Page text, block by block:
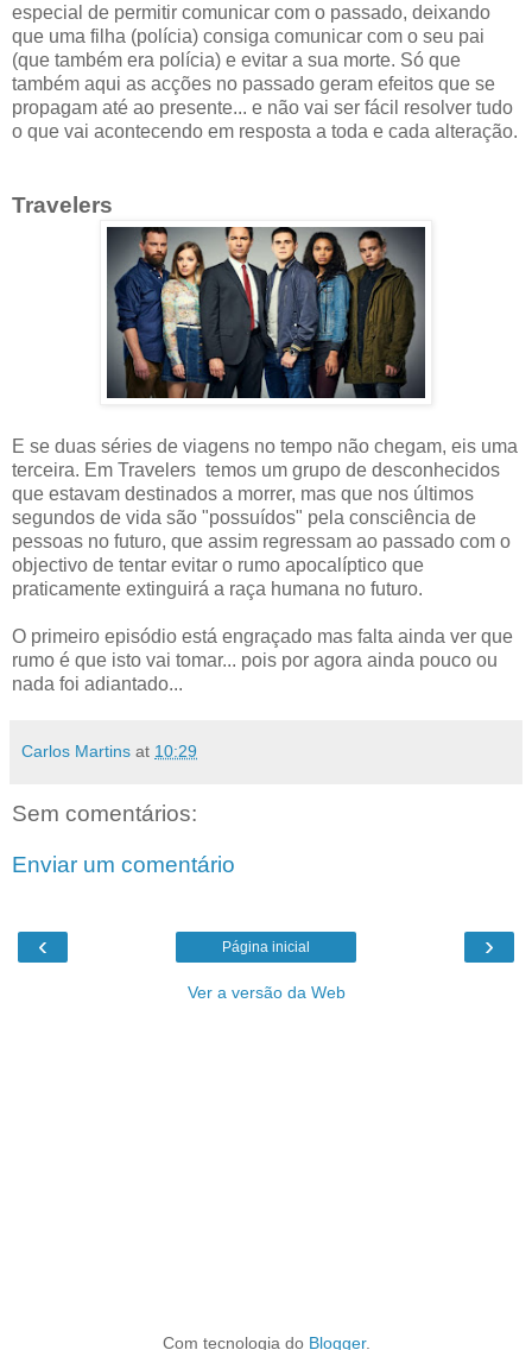
especial de permitir comunicar com o passado, deixando
que uma filha (polícia) consiga comunicar com o seu pai
(que também era polícia) e evitar a sua morte. Só que
também aqui as acções no passado geram efeitos que se
propagam até ao presente... e não vai ser fácil resolver tudo
o que vai acontecendo em resposta a toda e cada alteração.
Travelers
E se duas séries de viagens no tempo não chegam, eis uma
terceira. Em Travelers temos um grupo de desconhecidos
que estavam destinados a morrer, mas que nos últimos
segundos de vida são "possuídos" pela consciência de
pessoas no futuro, que assim regressam ao passado com o
objectivo de tentar evitar o rumo apocalíptico que
praticamente extinguirá a raça humana no futuro.
O primeiro episódio está engraçado mas falta ainda ver que
rumo é que isto vai tomar... pois por agora ainda pouco ou
nada foi adiantado...
Carlos Martins at 10:29
Sem comentários:
Enviar um comentário
‹ ›
Página inicial
Ver a versão da Web
Com tecnologia do Blogger.